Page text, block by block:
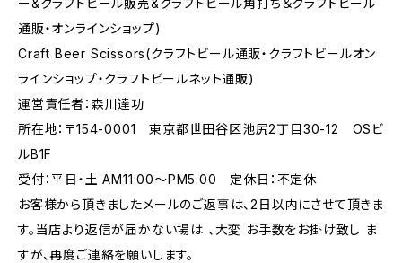
ー&クラフトビール販売&クラフトビール角打ち＆クラフトビール
通販・オンラインショップ)
Craft Beer Scissors(クラフトビール通販・クラフトビールオン
ラインショップ・クラフトビールネット通販)
運営責任者：森川達功
所在地：〒154-0001 東京都世田谷区池尻2丁目30-12 OSビ
ルB1F
受付：平日・土 AM11:00～PM5:00 定休日：不定休
お客様から頂きましたメールのご返事は、2日以内にさせて頂きま
す。当店より返信が届かない場は 、大変 お手数をお掛け致し ま
すが、再度ご連絡を願いします。